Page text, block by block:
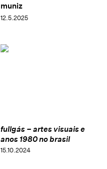
muniz
12.5.2025
fullgás – artes visuais e
anos 1980 no brasil
15.10.2024